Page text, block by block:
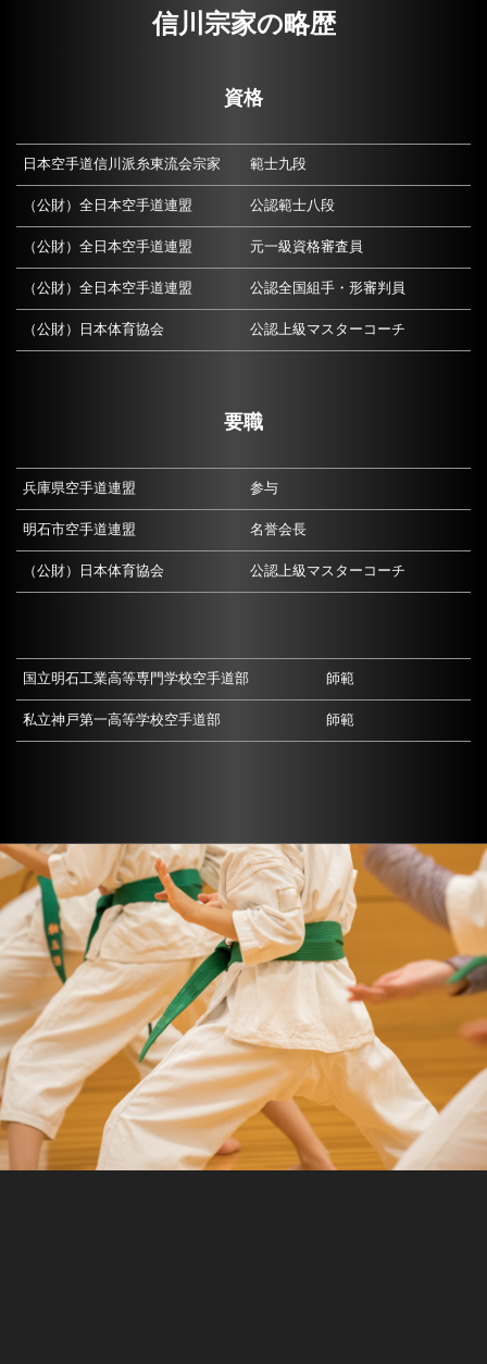
信川宗家の略歴
資格
日本空手道信川派糸東流会宗家 範士九段
（公財）全日本空手道連盟 公認範士八段
（公財）全日本空手道連盟 元一級資格審査員
（公財）全日本空手道連盟 公認全国組手・形審判員
（公財）日本体育協会 公認上級マスターコーチ
要職
兵庫県空手道連盟 参与
明石市空手道連盟 名誉会長
（公財）日本体育協会 公認上級マスターコーチ
国立明石工業高等専門学校空手道部 師範
私立神戸第一高等学校空手道部 師範